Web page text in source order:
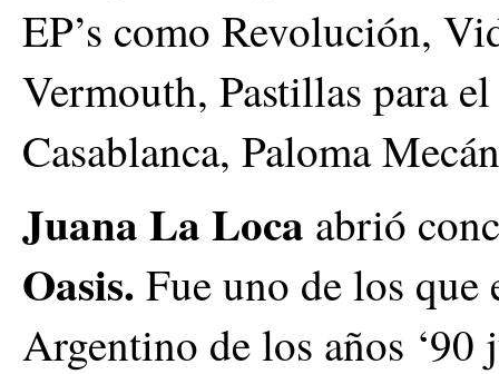
EP’s como Revolución,
Vermouth, Pastillas para
Casablanca, Paloma
Juana La Loca abrió
Oasis. Fue uno de los que
Argentino de los años